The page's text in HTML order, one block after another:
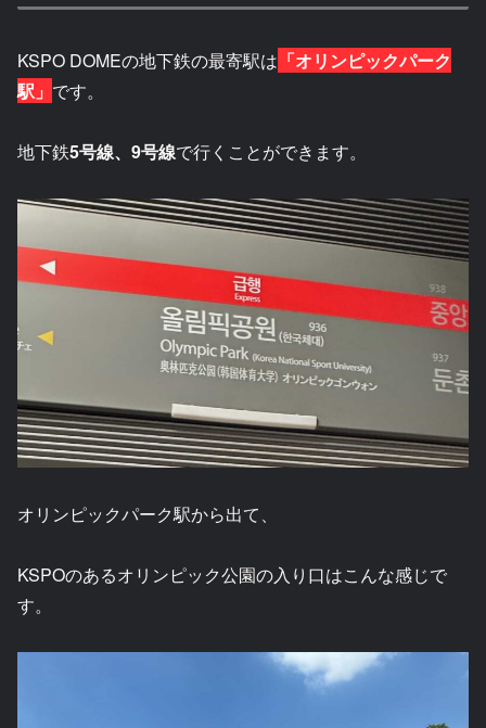
KSPO DOMEの地下鉄の最寄駅は 「オリンピックパーク
駅」 です。
地下鉄5号線、9号線で行くことができます。
オリンピックパーク駅から出て、
KSPOのあるオリンピック公園の入り口はこんな感じで
す。